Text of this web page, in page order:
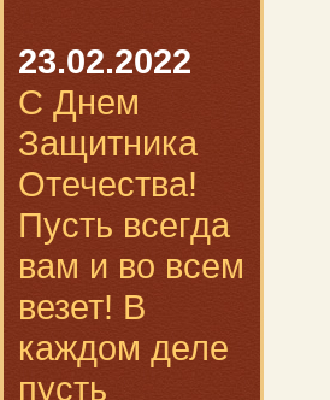
23.02.2022
С Днем
Защитника
Отечества!
Пусть всегда
вам и во всем
везет! В
каждом деле
пусть